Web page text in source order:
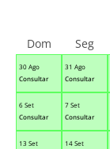
30 Ago
Consultar
31 Ago
Consultar
6 Set
Consultar
7 Set
Consultar
13 Set
14 Set
Dom Seg